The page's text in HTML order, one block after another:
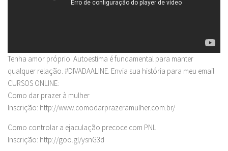
Tenha amor próprio. Autoestima é fundamental para manter
qualquer relação. #DIVADAALINE. Envia sua história para meu email
CURSOS ONLINE:
Como dar prazer à mulher
Inscrição: http://www.comodarprazeramulher.com.br/
Como controlar a ejaculação precoce com PNL
Inscrição: http://goo.gl/ysnG3d